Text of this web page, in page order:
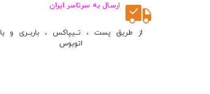
)
جی وی سی (
)
ارسـال به سرتاسر ایران
از طریق پست ، تــیپاکس ، باربــری و یا
اتوبوس